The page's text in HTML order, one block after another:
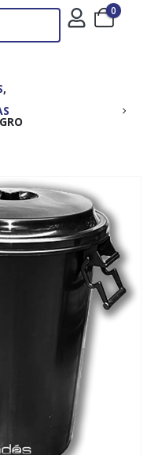
0
,